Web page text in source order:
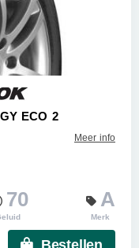
ECO 2
Meer info
70 A
Merk
Bestellen